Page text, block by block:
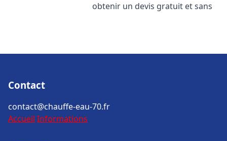
obtenir un devis gratuit et sans
Contact
contact@chauffe-eau-70.fr
Accueil Informations